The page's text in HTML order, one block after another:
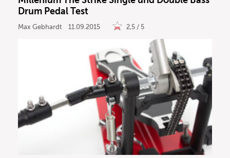
Drum Pedal Test
Max Gebhardt 11.09.2015 2,5 / 5